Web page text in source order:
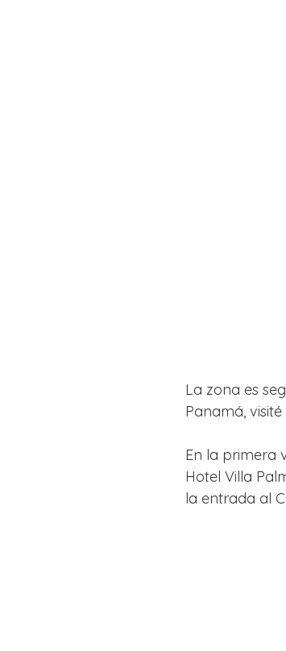
La zona es
Panamá,
En la primera
Hotel Villa
la entrada al